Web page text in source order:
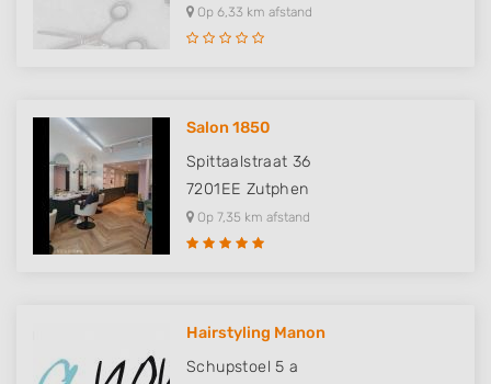
Op 6,33 km afstand
Salon 1850
Spittaalstraat 36
7201EE Zutphen
Op 7,35 km afstand
Hairstyling Manon
Schupstoel 5 a